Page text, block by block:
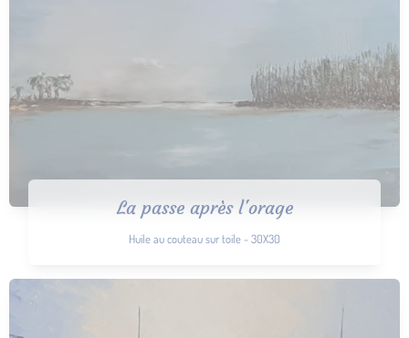
La passe après l'orage
Huile au couteau sur toile - 30X30